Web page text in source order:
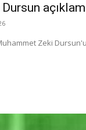
Zeki